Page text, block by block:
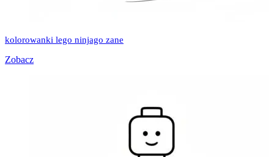
kolorowanki lego ninjago zane
Zobacz